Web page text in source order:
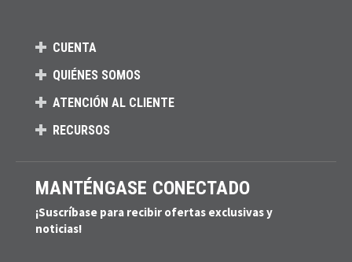
CUENTA
QUIÉNES SOMOS
ATENCIÓN AL CLIENTE
RECURSOS
MANTÉNGASE CONECTADO
¡Suscríbase para recibir ofertas exclusivas y
noticias!